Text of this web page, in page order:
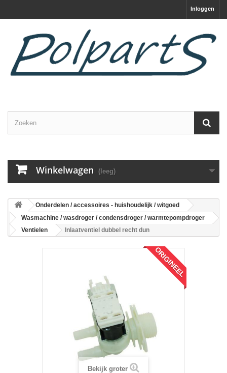
Inloggen
Winkelwagen (leeg)
Onderdelen / accessoires - huishoudelijk / witgoed
Wasmachine / wasdroger / condensdroger / warmtepompdroger
Ventielen
Inlaatventiel dubbel recht dun
ORIGINEEL
Bekijk groter